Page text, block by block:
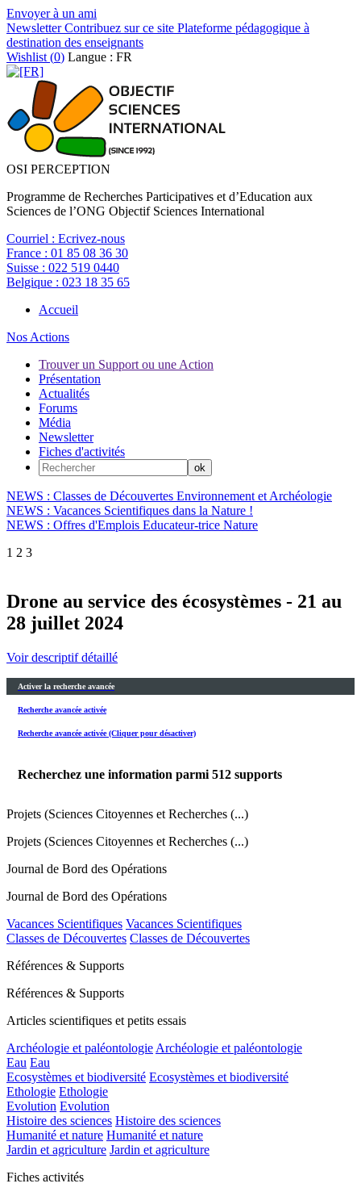
Envoyer à un ami
NewsletterContribuez sur ce site Plateforme pédagogique à
destination des enseignants
Wishlist (0) Langue : FR
OSI PERCEPTION
Programme de Recherches Participatives et d’Education aux
Sciences de l’ONG Objectif Sciences International
Courriel : Ecrivez-nous
France : 01 85 08 36 30
Suisse : 022 519 0440
Belgique : 023 18 35 65
Accueil
Nos Actions
Trouver un Support ou une Action
Présentation
Actualités
Forums
Média
Newsletter
Fiches d'activités
NEWS : Classes de Découvertes Environnement et Archéologie
NEWS : Vacances Scientifiques dans la Nature !
NEWS : Offres d'Emplois Educateur-trice Nature
1 2 3
Drone au service des écosystèmes - 21 au
28 juillet 2024
Voir descriptif détaillé
Activer la recherche avancée
Recherche avancée activée
Recherche avancée activée (Cliquer pour désactiver)
Recherchez une information parmi 512 supports
Projets (Sciences Citoyennes et Recherches (...)
Projets (Sciences Citoyennes et Recherches (...)
Journal de Bord des Opérations
Journal de Bord des Opérations
Vacances Scientifiques Vacances Scientifiques
Classes de Découvertes Classes de Découvertes
Références & Supports
Références & Supports
Articles scientifiques et petits essais
Archéologie et paléontologie Archéologie et paléontologie
Eau Eau
Ecosystèmes et biodiversité Ecosystèmes et biodiversité
Ethologie Ethologie
Evolution Evolution
Histoire des sciences Histoire des sciences
Humanité et nature Humanité et nature
Jardin et agriculture Jardin et agriculture
Fiches activités